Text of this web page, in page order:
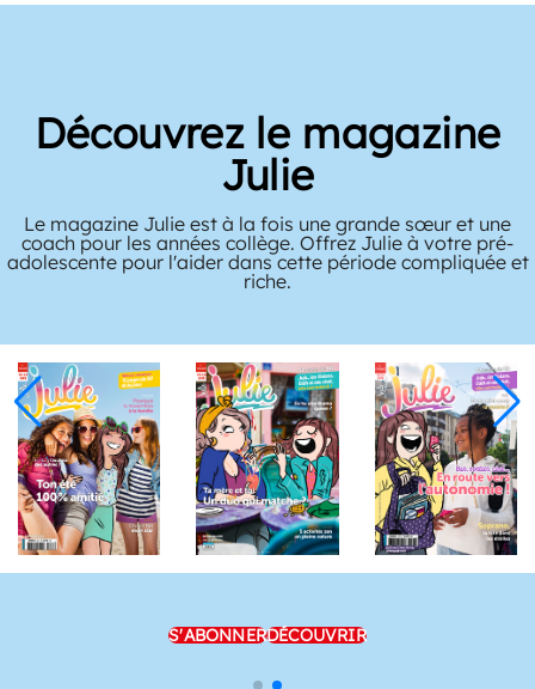
Découvrez le magazine
Julie
Le magazine Julie est à la fois une grande sœur et une
coach pour les années collège. Offrez Julie à votre pré-
adolescente pour l'aider dans cette période compliquée et
riche.
S'ABONNERDÉCOUVRIR